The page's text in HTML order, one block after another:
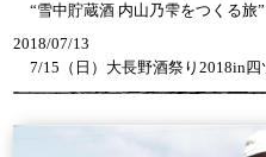
“雪中貯蔵酒 内山乃雫をつくる旅
2018/07/13
7/15（日）大長野酒祭り2018in